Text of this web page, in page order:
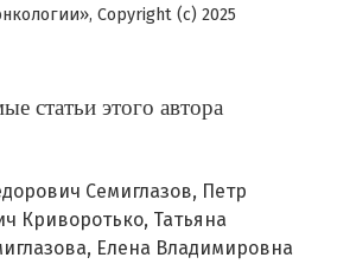
Copyright (c) 2025
статьи этого автора
Семиглазов, Петр
Криворотько, Татьяна
Елена Владимировна